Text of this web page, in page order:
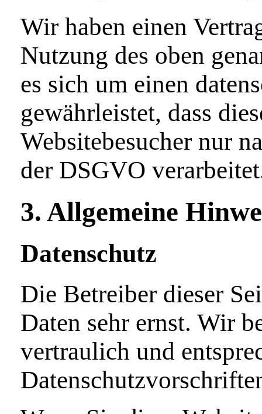
Wir haben einen
Nutzung des oben
es sich um einen
gewährleistet, dass
Websitebesucher nur
der DSGVO
3. Allgemeine
Datenschutz
Die Betreiber dieser
Daten sehr ernst. Wir
vertraulich und